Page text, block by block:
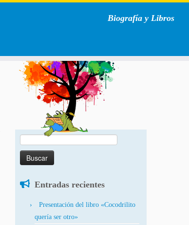
Biografía y Libros
Entradas recientes
Presentación del libro «Cocodrilito
quería ser otro»